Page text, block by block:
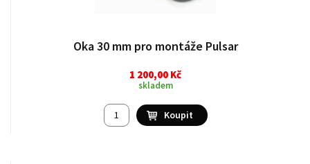
Oka 30 mm pro montáže Pulsar
1 200,00 Kč
skladem